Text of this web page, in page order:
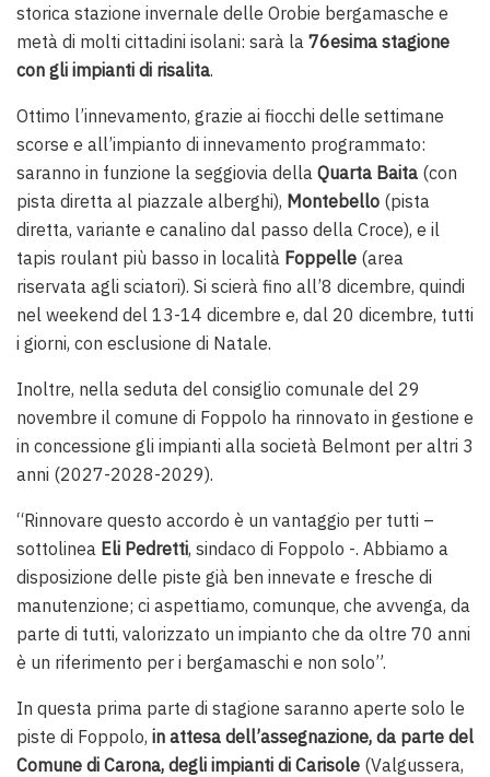
storica stazione invernale delle Orobie bergamasche e
metà di molti cittadini isolani: sarà la 76esima stagione
con gli impianti di risalita.
Ottimo l’innevamento, grazie ai fiocchi delle settimane
scorse e all’impianto di innevamento programmato:
saranno in funzione la seggiovia della Quarta Baita (con
pista diretta al piazzale alberghi), Montebello (pista
diretta, variante e canalino dal passo della Croce), e il
tapis roulant più basso in località Foppelle (area
riservata agli sciatori). Si scierà fino all’8 dicembre, quindi
nel weekend del 13-14 dicembre e, dal 20 dicembre, tutti
i giorni, con esclusione di Natale.
Inoltre, nella seduta del consiglio comunale del 29
novembre il comune di Foppolo ha rinnovato in gestione e
in concessione gli impianti alla società Belmont per altri 3
anni (2027-2028-2029).
“Rinnovare questo accordo è un vantaggio per tutti –
sottolinea Eli Pedretti, sindaco di Foppolo -. Abbiamo a
disposizione delle piste già ben innevate e fresche di
manutenzione; ci aspettiamo, comunque, che avvenga, da
parte di tutti, valorizzato un impianto che da oltre 70 anni
è un riferimento per i bergamaschi e non solo”.
In questa prima parte di stagione saranno aperte solo le
piste di Foppolo, in attesa dell’assegnazione, da parte del
Comune di Carona, degli impianti di Carisole (Valgussera,